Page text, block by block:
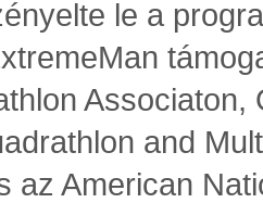
le a
and
az American